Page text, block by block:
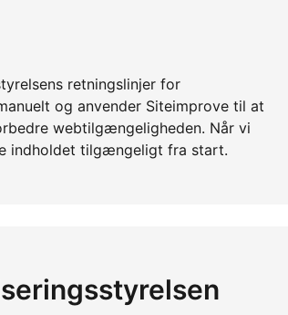
retningslinjer for
og anvender Siteimprove til at
webtilgængeligheden. Når vi
indholdet tilgængeligt fra start.